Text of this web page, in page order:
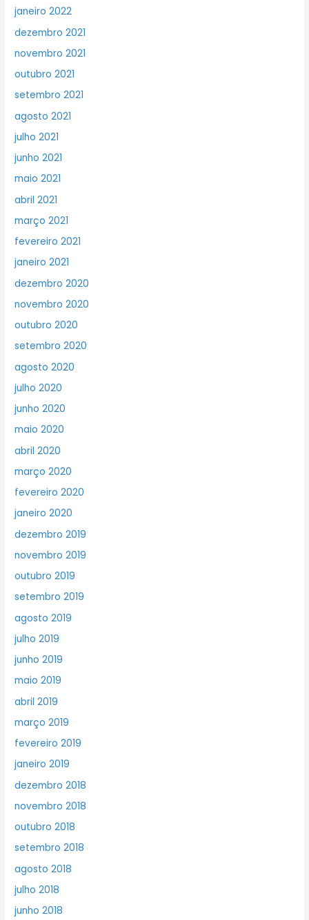
janeiro 2022
dezembro 2021
novembro 2021
outubro 2021
setembro 2021
agosto 2021
julho 2021
junho 2021
maio 2021
abril 2021
março 2021
fevereiro 2021
janeiro 2021
dezembro 2020
novembro 2020
outubro 2020
setembro 2020
agosto 2020
julho 2020
junho 2020
maio 2020
abril 2020
março 2020
fevereiro 2020
janeiro 2020
dezembro 2019
novembro 2019
outubro 2019
setembro 2019
agosto 2019
julho 2019
junho 2019
maio 2019
abril 2019
março 2019
fevereiro 2019
janeiro 2019
dezembro 2018
novembro 2018
outubro 2018
setembro 2018
agosto 2018
julho 2018
junho 2018